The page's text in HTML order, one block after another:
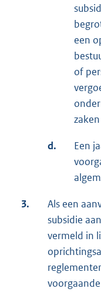
een
of
d.
Een
3.
Als een
subsidie
vermeld in